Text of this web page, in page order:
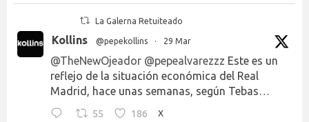
La Galerna Retuiteado
Kollins @pepekollins · 29 Mar
@TheNewOjeador @pepealvarezzz Este es un
reflejo de la situación económica del Real
Madrid, hace unas semanas, según Tebas…
55 186 X